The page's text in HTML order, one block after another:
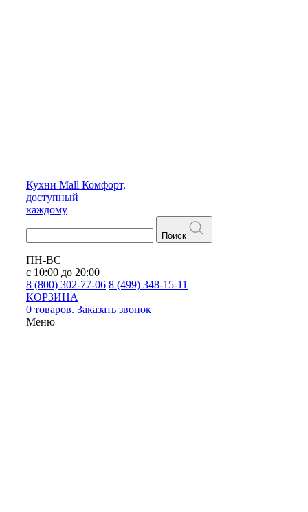
Кухни Mall Комфорт,
доступный
каждому
Поиск
ПН-ВС
с 10:00 до 20:00
8 (800) 302-77-06 8 (499) 348-15-11
КОРЗИНА
0 товаров. Заказать звонок
Меню